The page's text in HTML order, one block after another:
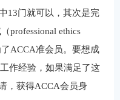
13门就可以，其次是完
professional ethics
ACCA准会员。要想成
作经验，如果满足了这
，获得ACCA会员身